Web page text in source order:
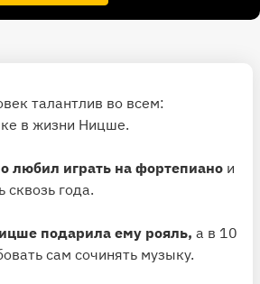
талантлив во всем:
в жизни Ницше.
любил играть на фортепиано и
сквозь года.
подарила ему рояль, а в 10
сам сочинять музыку.